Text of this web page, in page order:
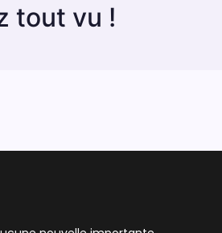
tout vu !